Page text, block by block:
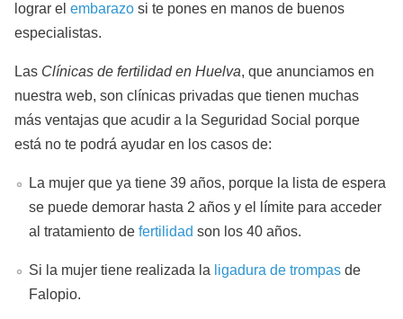
lograr el embarazo si te pones en manos de buenos
especialistas.
Las Clínicas de fertilidad en Huelva, que anunciamos en
nuestra web, son clínicas privadas que tienen muchas
más ventajas que acudir a la Seguridad Social porque
está no te podrá ayudar en los casos de:
La mujer que ya tiene 39 años, porque la lista de espera
se puede demorar hasta 2 años y el límite para acceder
al tratamiento de fertilidad son los 40 años.
Si la mujer tiene realizada la ligadura de trompas de
Falopio.